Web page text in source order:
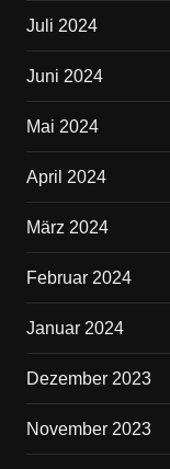
Juli 2024
Juni 2024
Mai 2024
April 2024
März 2024
Februar 2024
Januar 2024
Dezember 2023
November 2023